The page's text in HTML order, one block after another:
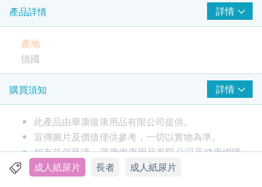
產品詳情 詳情
產地
德國
包裝
1箱3包
每包26片
建議臀圍
85-120厘米
購買須知 詳情
此產品由華康復康用品有限公司提供。
宣傳圖片及價值僅供參考，一切以實物為準。
如有任何爭議，華康復康用品有限公司及健康網購
health.ESDlife保留最終決議權。
成人紙尿片 長者 成人紙尿片